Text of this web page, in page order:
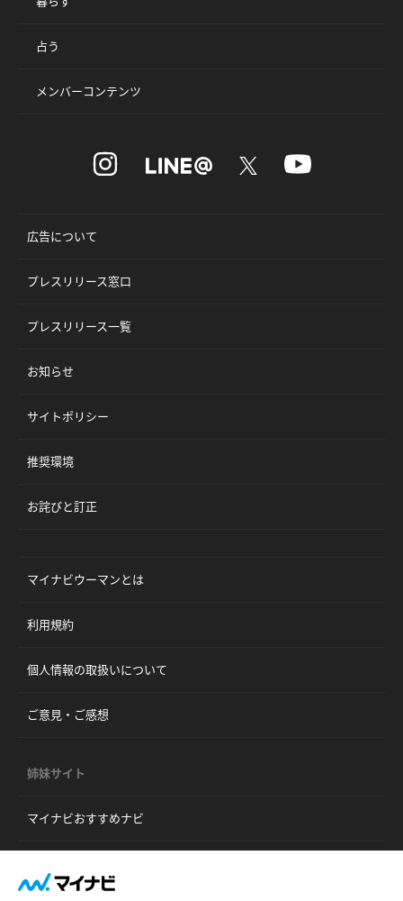
占う
メンバーコンテンツ
広告について
プレスリリース窓口
プレスリリース一覧
お知らせ
サイトポリシー
推奨環境
お詫びと訂正
マイナビウーマンとは
利用規約
個人情報の取扱いについて
ご意見・ご感想
姉妹サイト
マイナビおすすめナビ